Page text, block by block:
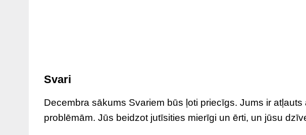
Svari
Decembra sākums Svariem būs ļoti priecīgs. Jums ir
problēmām. Jūs beidzot jutīsities mierīgi un ērti, un jūsu